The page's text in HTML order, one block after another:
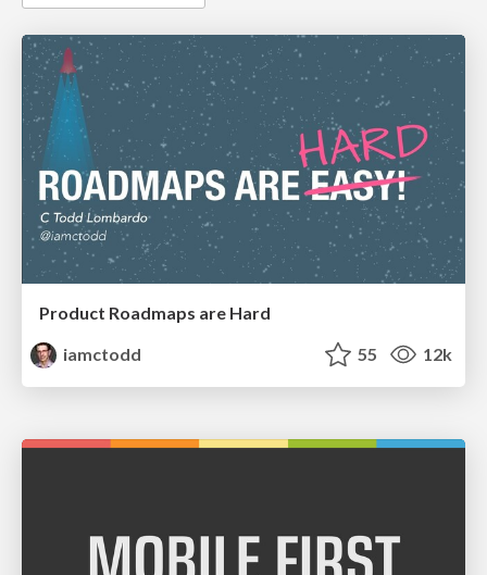
Product Roadmaps are Hard
iamctodd
55 12k